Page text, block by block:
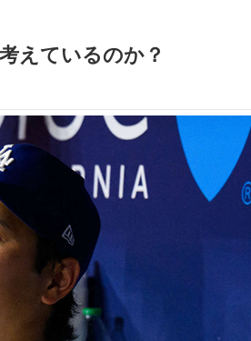
えているのか？